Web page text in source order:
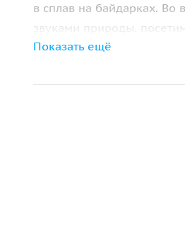
в сплав на байдарках.
звуками природы,
перекус — вкусный ланч
Показать ещё